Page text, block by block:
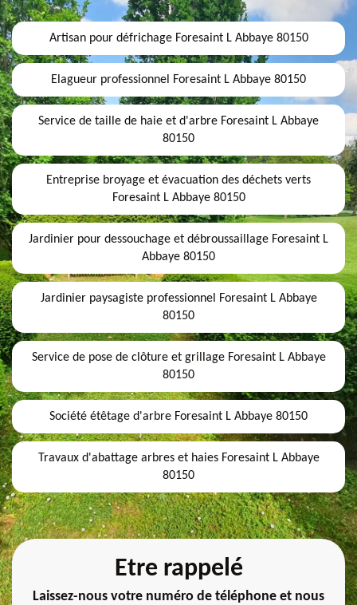
Artisan pour défrichage Foresaint L Abbaye 80150
Elagueur professionnel Foresaint L Abbaye 80150
Service de taille de haie et d'arbre Foresaint L Abbaye
80150
Entreprise broyage et évacuation des déchets verts
Foresaint L Abbaye 80150
Jardinier pour dessouchage et débroussaillage Foresaint L
Abbaye 80150
Jardinier paysagiste professionnel Foresaint L Abbaye
80150
Service de pose de clôture et grillage Foresaint L Abbaye
80150
Société étêtage d'arbre Foresaint L Abbaye 80150
Travaux d'abattage arbres et haies Foresaint L Abbaye
80150
Etre rappelé
Laissez-nous votre numéro de téléphone et nous